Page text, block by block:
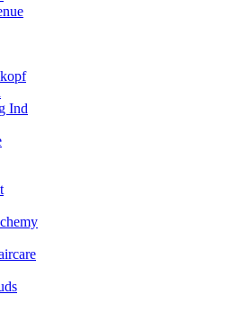
Ind